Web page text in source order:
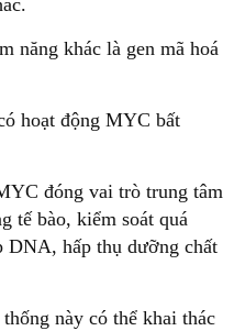
năng khác là gen mã hoá
hoạt động MYC bất
đóng vai trò trung tâm
tế bào, kiểm soát quá
DNA, hấp thụ dưỡng chất
này có thể khai thác